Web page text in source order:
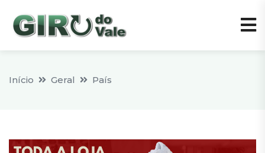
Início Geral País